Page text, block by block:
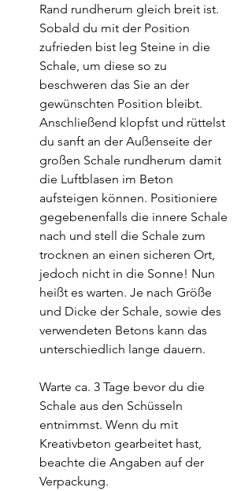
Rand rundherum gleich breit ist.
Sobald du mit der Position
zufrieden bist leg Steine in die
Schale, um diese so zu
beschweren das Sie an der
gewünschten Position bleibt.
Anschließend klopfst und rüttelst
du sanft an der Außenseite der
großen Schale rundherum damit
die Luftblasen im Beton
aufsteigen können. Positioniere
gegebenenfalls die innere Schale
nach und stell die Schale zum
trocknen an einen sicheren Ort,
jedoch nicht in die Sonne! Nun
heißt es warten. Je nach Größe
und Dicke der Schale, sowie des
verwendeten Betons kann das
unterschiedlich lange dauern.
Warte ca. 3 Tage bevor du die
Schale aus den Schüsseln
entnimmst. Wenn du mit
Kreativbeton gearbeitet hast,
beachte die Angaben auf der
Verpackung.